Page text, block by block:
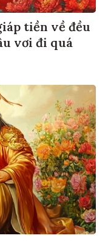
tiền về đều
vơi đi quá